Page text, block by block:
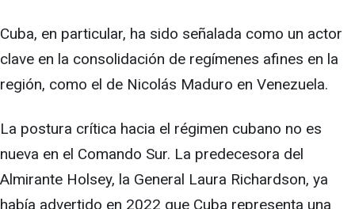
Cuba, en particular, ha sido señalada como un actor
clave en la consolidación de regímenes afines en la
región, como el de Nicolás Maduro en Venezuela.
La postura crítica hacia el régimen cubano no es
nueva en el Comando Sur. La predecesora del
Almirante Holsey, la General Laura Richardson, ya
había advertido en 2022 que Cuba representa una